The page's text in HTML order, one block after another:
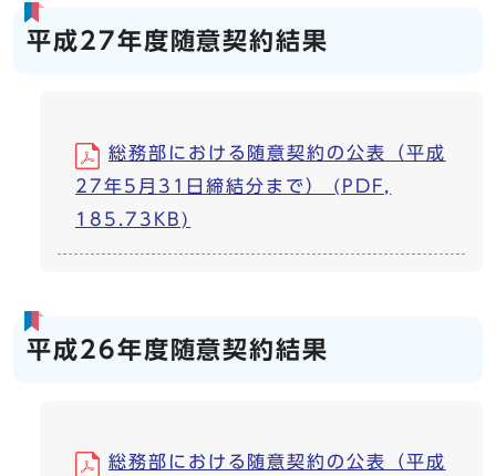
平成27年度随意契約結果
総務部における随意契約の公表（平成
27年5月31日締結分まで） (PDF,
185.73KB)
平成26年度随意契約結果
総務部における随意契約の公表（平成